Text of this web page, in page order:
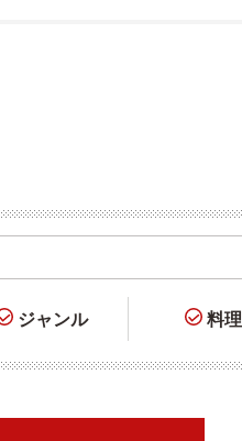
ジャンル 料理